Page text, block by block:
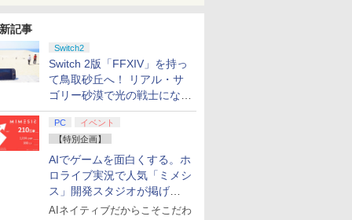
記事
Switch2
Switch 2版「FFXIV」を持っ
て鳥取砂丘へ！ リアル・サ
ゴリー砂漠で光の戦士になっ
てみた
PC
イベント
【特別企画】
AIでゲームを面白くする。ホ
ロライブ実況で人気「ミメシ
ス」開発スタジオが掲げ
る“AI活用の信念”とは？【講
AIネイティブだからこそこだわ